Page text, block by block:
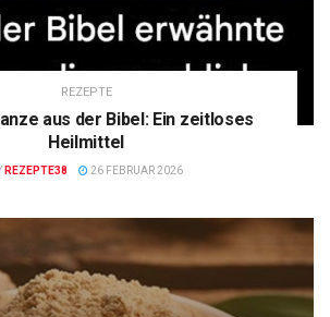
REZEPTE
aus der Bibel: Ein zeitloses
Heilmittel
REZEPTE38 26 FEBRUAR 2026